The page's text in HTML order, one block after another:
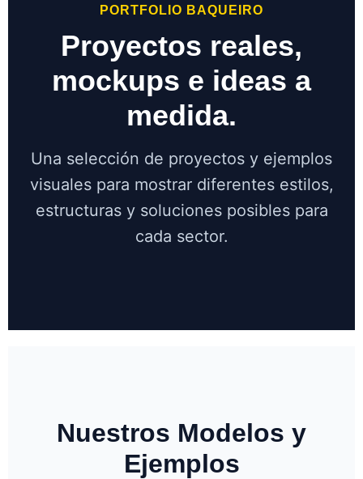
PORTFOLIO BAQUEIRO
Proyectos reales,
mockups e ideas a
medida.
Una selección de proyectos y ejemplos
visuales para mostrar diferentes estilos,
estructuras y soluciones posibles para
cada sector.
Nuestros Modelos y
Ejemplos